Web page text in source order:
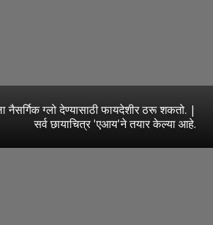
नैसर्गिक ग्लो देण्यासाठी फायदेशीर ठरू शकतो. |
सर्व छायाचित्र 'एआय'ने तयार केल्या आहे.